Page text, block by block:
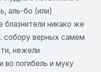
аль-бо (или)
никако же
собору верных самем
нежели
во погибель и муку